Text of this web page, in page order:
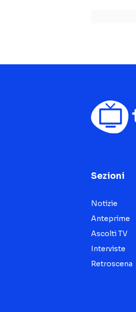
Sezioni
Notizie
Anteprime
Ascolti TV
Interviste
Retroscena